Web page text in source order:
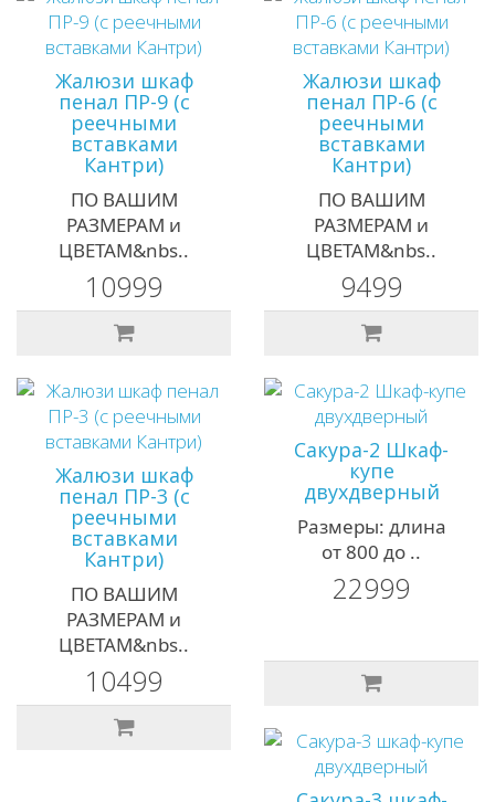
Жалюзи шкаф
пенал ПР-9 (с
реечными
вставками
Кантри)
ПО ВАШИМ
РАЗМЕРАМ и
ЦВЕТАМ&nbs..
10999
Жалюзи шкаф
пенал ПР-6 (с
реечными
вставками
Кантри)
ПО ВАШИМ
РАЗМЕРАМ и
ЦВЕТАМ&nbs..
9499
Жалюзи шкаф
пенал ПР-3 (с
реечными
вставками
Кантри)
ПО ВАШИМ
РАЗМЕРАМ и
ЦВЕТАМ&nbs..
10499
Сакура-2 Шкаф-
купе
двухдверный
Размеры: длина
от 800 до ..
22999